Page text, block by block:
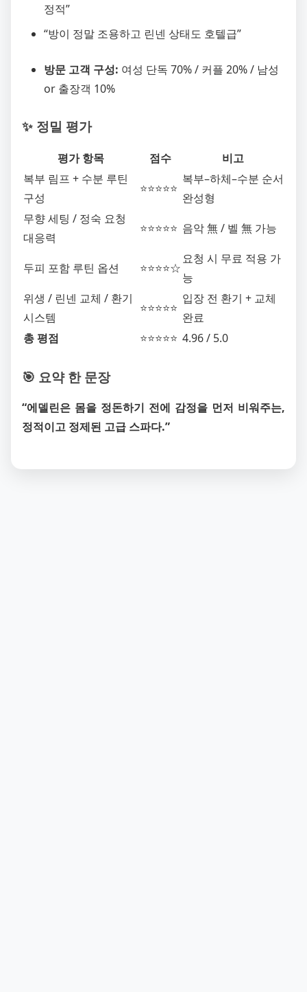
정적”
“방이 정말 조용하고 린넨 상태도 호텔급”
방문 고객 구성: 여성 단독 70% / 커플 20% / 남성
or 출장객 10%
✨ 정밀 평가
평가 항목 점수
비고
복부 림프 + 수분 루틴
구성
⭐⭐⭐⭐⭐
복부–하체–수분 순서
완성형
무향 세팅 / 정숙 요청
대응력
⭐⭐⭐⭐⭐ 음악 無 / 벨 無 가능
두피 포함 루틴 옵션 ⭐⭐⭐⭐☆
요청 시 무료 적용 가
능
위생 / 린넨 교체 / 환기
시스템
⭐⭐⭐⭐⭐
입장 전 환기 + 교체
완료
총 평점
⭐⭐⭐⭐⭐ 4.96 / 5.0
🎯 요약 한 문장
“에델린은 몸을 정돈하기 전에 감정을 먼저 비워주는,
정적이고 정제된 고급 스파다.”